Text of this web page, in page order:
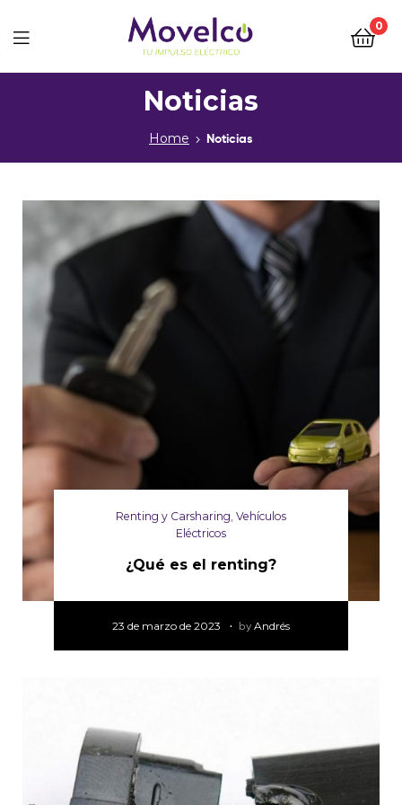
Movelco
0
Noticias
Home Noticias
Renting y Carsharing, Vehículos
Eléctricos
¿Qué es el renting?
23 de marzo de 2023 by Andrés